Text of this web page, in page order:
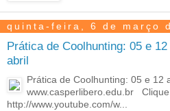
quinta-feira, 6 de março
Prática de Coolhunting: 05 e 12
abril
Prática de Coolhunting: 05 e 12
www.casperlibero.edu.br
http://www.youtube.com/w...